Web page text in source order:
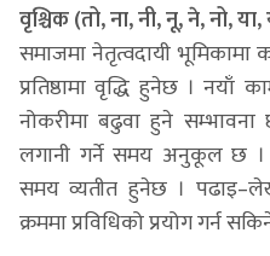
वृश्चिक (तो, ना, नी, नू, ने, नो,
समाजमा नेतृत्वदायी भूमिकामा
प्रतिष्ठामा वृद्धि हुनेछ । नयाँ
नोकरीमा बढुवा हुने
लगानी गर्ने समय अनुकूल छ ।
समय व्यतीत हुनेछ ।
क्रममा प्रविधिको प्रयोग गर्न